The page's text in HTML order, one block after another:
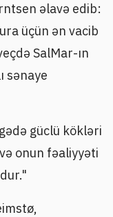
əlavə edib:
üçün ən vacib
SalMar-ın
sənaye
güclü kökləri
onun fəaliyyəti